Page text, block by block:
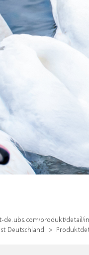
de.ubs.com/produkt/detail/
Deutschland